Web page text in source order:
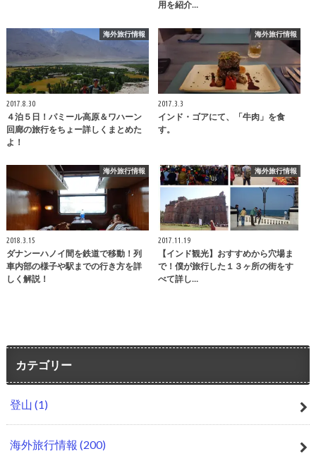
用を紹介…
海外旅行情報
2017.8.30
４泊５日！パミール高原＆ワハーン
回廊の旅行をちょー詳しくまとめた
よ！
海外旅行情報
2017.3.3
インド・ゴアにて、「牛肉」を食
す。
海外旅行情報
2018.3.15
ダナンーハノイ間を鉄道で移動！列
車内部の様子や駅までの行き方を詳
しく解説！
海外旅行情報
2017.11.19
【インド観光】おすすめから穴場ま
で！僕が旅行した１３ヶ所の街をす
べて詳し…
カテゴリー
登山 (1)
海外旅行情報 (200)